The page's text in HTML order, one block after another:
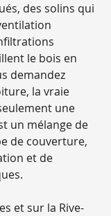
des solins qui
le bois en
demandez
la vraie
une
un mélange de
de couverture,
et de
et sur la Rive-